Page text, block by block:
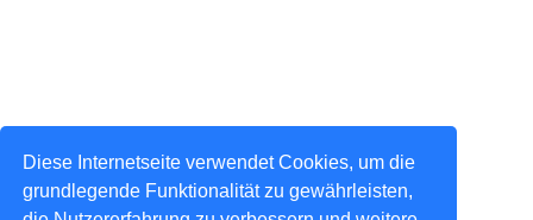
Diese Internetseite verwendet Cookies, um die
grundlegende Funktionalität zu gewährleisten,